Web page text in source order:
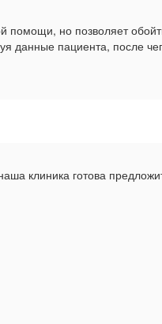
помощи, но позволяет
данные пациента, после
клиника готова